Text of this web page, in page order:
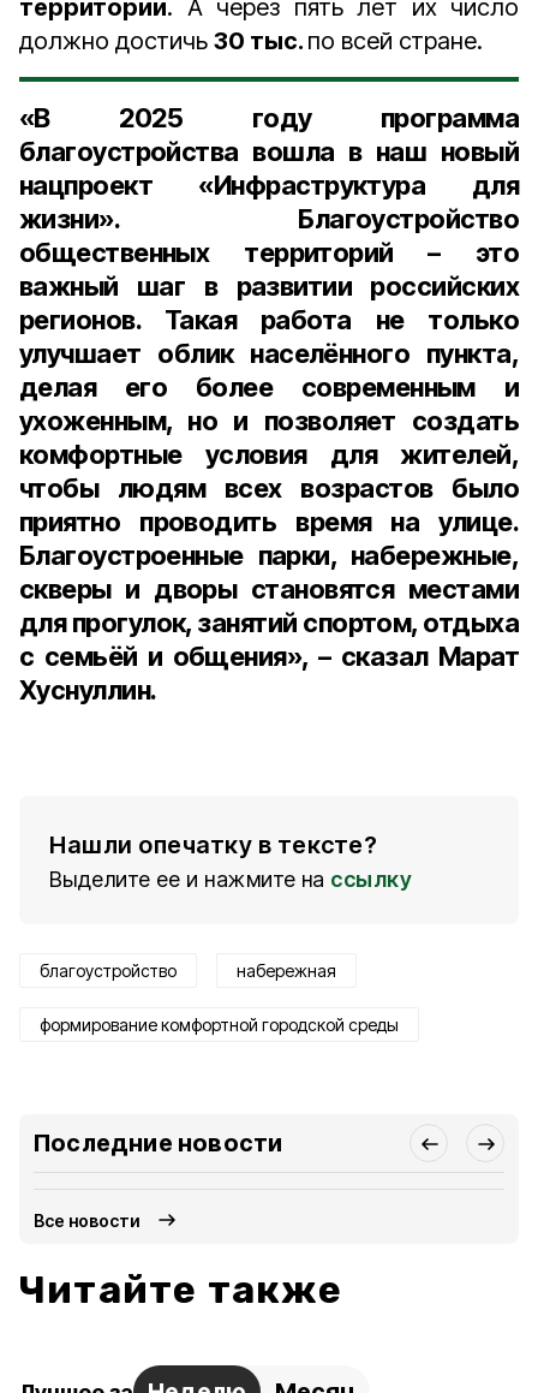
территории. А через пять лет их число
должно достичь 30 тыс. по всей стране.
«В 2025 году программа
благоустройства вошла в наш новый
нацпроект «Инфраструктура для
жизни». Благоустройство
общественных территорий – это
важный шаг в развитии российских
регионов. Такая работа не только
улучшает облик населённого пункта,
делая его более современным и
ухоженным, но и позволяет создать
комфортные условия для жителей,
чтобы людям всех возрастов было
приятно проводить время на улице.
Благоустроенные парки, набережные,
скверы и дворы становятся местами
для прогулок, занятий спортом, отдыха
с семьёй и общения», – сказал Марат
Хуснуллин.
Нашли опечатку в тексте?
Выделите ее и нажмите на ссылку
благоустройство набережная
формирование комфортной городской среды
Последние новости
Все новости
Читайте также